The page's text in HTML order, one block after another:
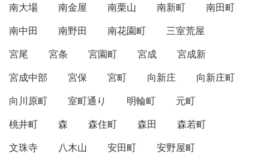
南大場
南金屋 南栗山 南新町
南田町
南中田
南野田 南花園町
三室荒屋
宮尾
宮条 宮園町 宮成
宮成新
宮成中部
宮保 宮町 向新庄
向新庄町
向川原町
室町通り 明輪町
元町
桃井町
森 森住町 森田
森若町
文珠寺
八木山 安田町 安野屋町